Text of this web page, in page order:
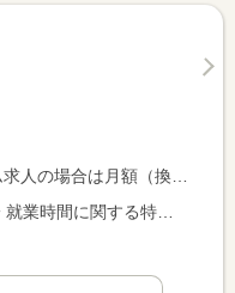
ト求人の場合は時間額を表示しています。